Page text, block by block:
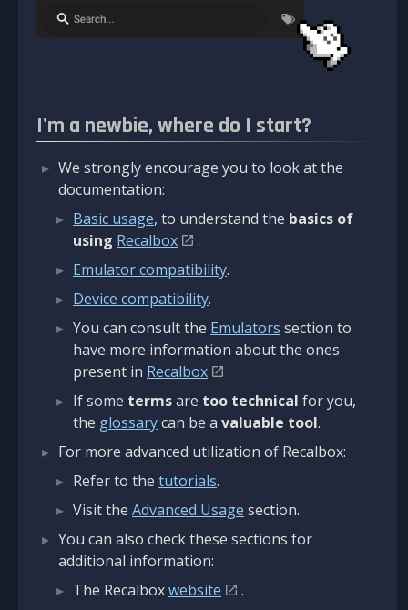
I'm a newbie, where do I start?
We strongly encourage you to look at the
documentation:
Basic usage, to understand the basics of
using Recalbox
.
Emulator compatibility.
Device compatibility.
You can consult the Emulators section to
have more information about the ones
present in Recalbox
.
If some termsare too technical for you,
the glossarycan be a valuable tool.
For more advanced utilization of Recalbox:
Refer to the tutorials.
Visit the Advanced Usage section.
You can also check these sections for
additional information:
The Recalboxwebsite
.